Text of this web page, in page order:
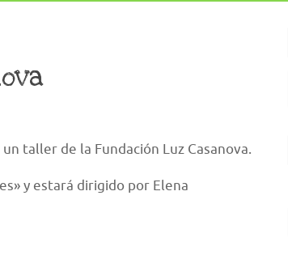
taller de la Fundación Luz Casanova.
y estará dirigido por Elena